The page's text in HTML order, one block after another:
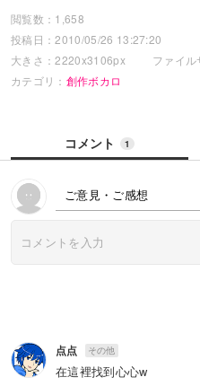
閲覧数：1,658
投稿日：2010/05/26 13:27:20
大きさ：2220x3106px
ファイ
カテゴリ： 創作ボカロ
コメント 1
ご意見・ご感想
点点 その他
在這裡找到心心w